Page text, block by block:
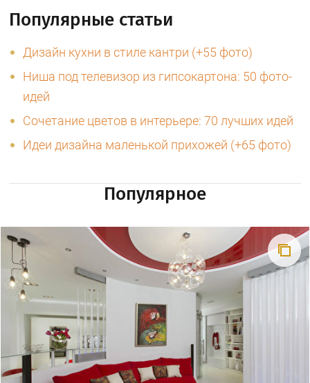
Популярные статьи
Дизайн кухни в стиле кантри (+55 фото)
Ниша под телевизор из гипсокартона: 50 фото-
идей
Сочетание цветов в интерьере: 70 лучших идей
Идеи дизайна маленькой прихожей (+65 фото)
Популярное